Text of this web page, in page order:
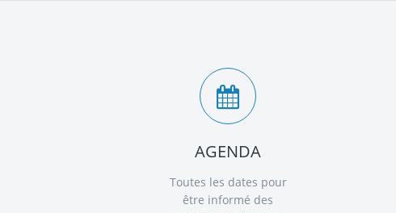
AGENDA
Toutes les dates pour
être informé des